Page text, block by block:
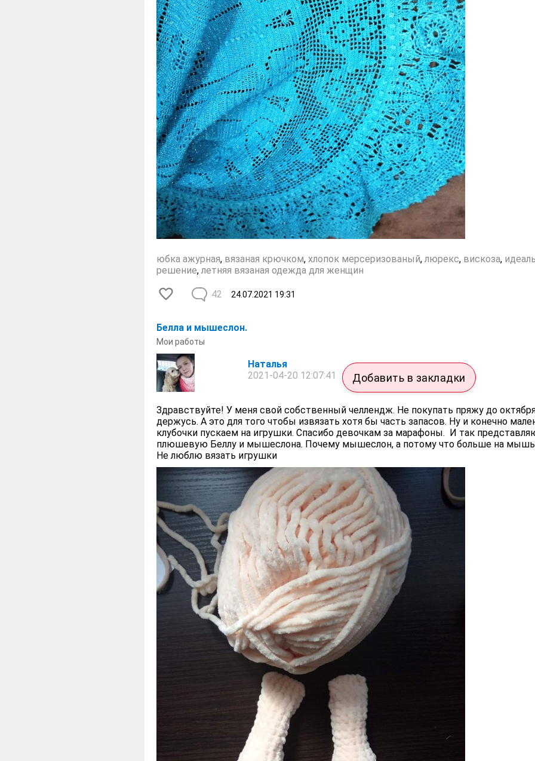
юбка ажурная, вязаная крючком, хлопок мерсеризованый, люрекс, вискоза,
решение, летняя вязаная одежда для женщин
24.07.2021 19:31
42
Белла и мышеслон.
Мои работы
Наталья
2021-04-20 12:07:41
Добавить в закладки
Здравствуйте! У меня свой собственный челлендж. Не покупать пряжу до
держусь. А это для того чтобы извязать хотя бы часть запасов. Ну и конечно
клубочки пускаем на игрушки. Спасибо девочкам за марафоны. И так
плюшевую Беллу и мышеслона. Почему мышеслон, а потому что больше на мышь
Не люблю вязать игрушки